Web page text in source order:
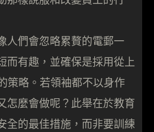
人們會忽略累贅的電郵一
而有趣，並確保是採用從上
略。若領袖都不以身作
怎麼會做呢？此舉在於教育
全的最佳措施，而非要訓練